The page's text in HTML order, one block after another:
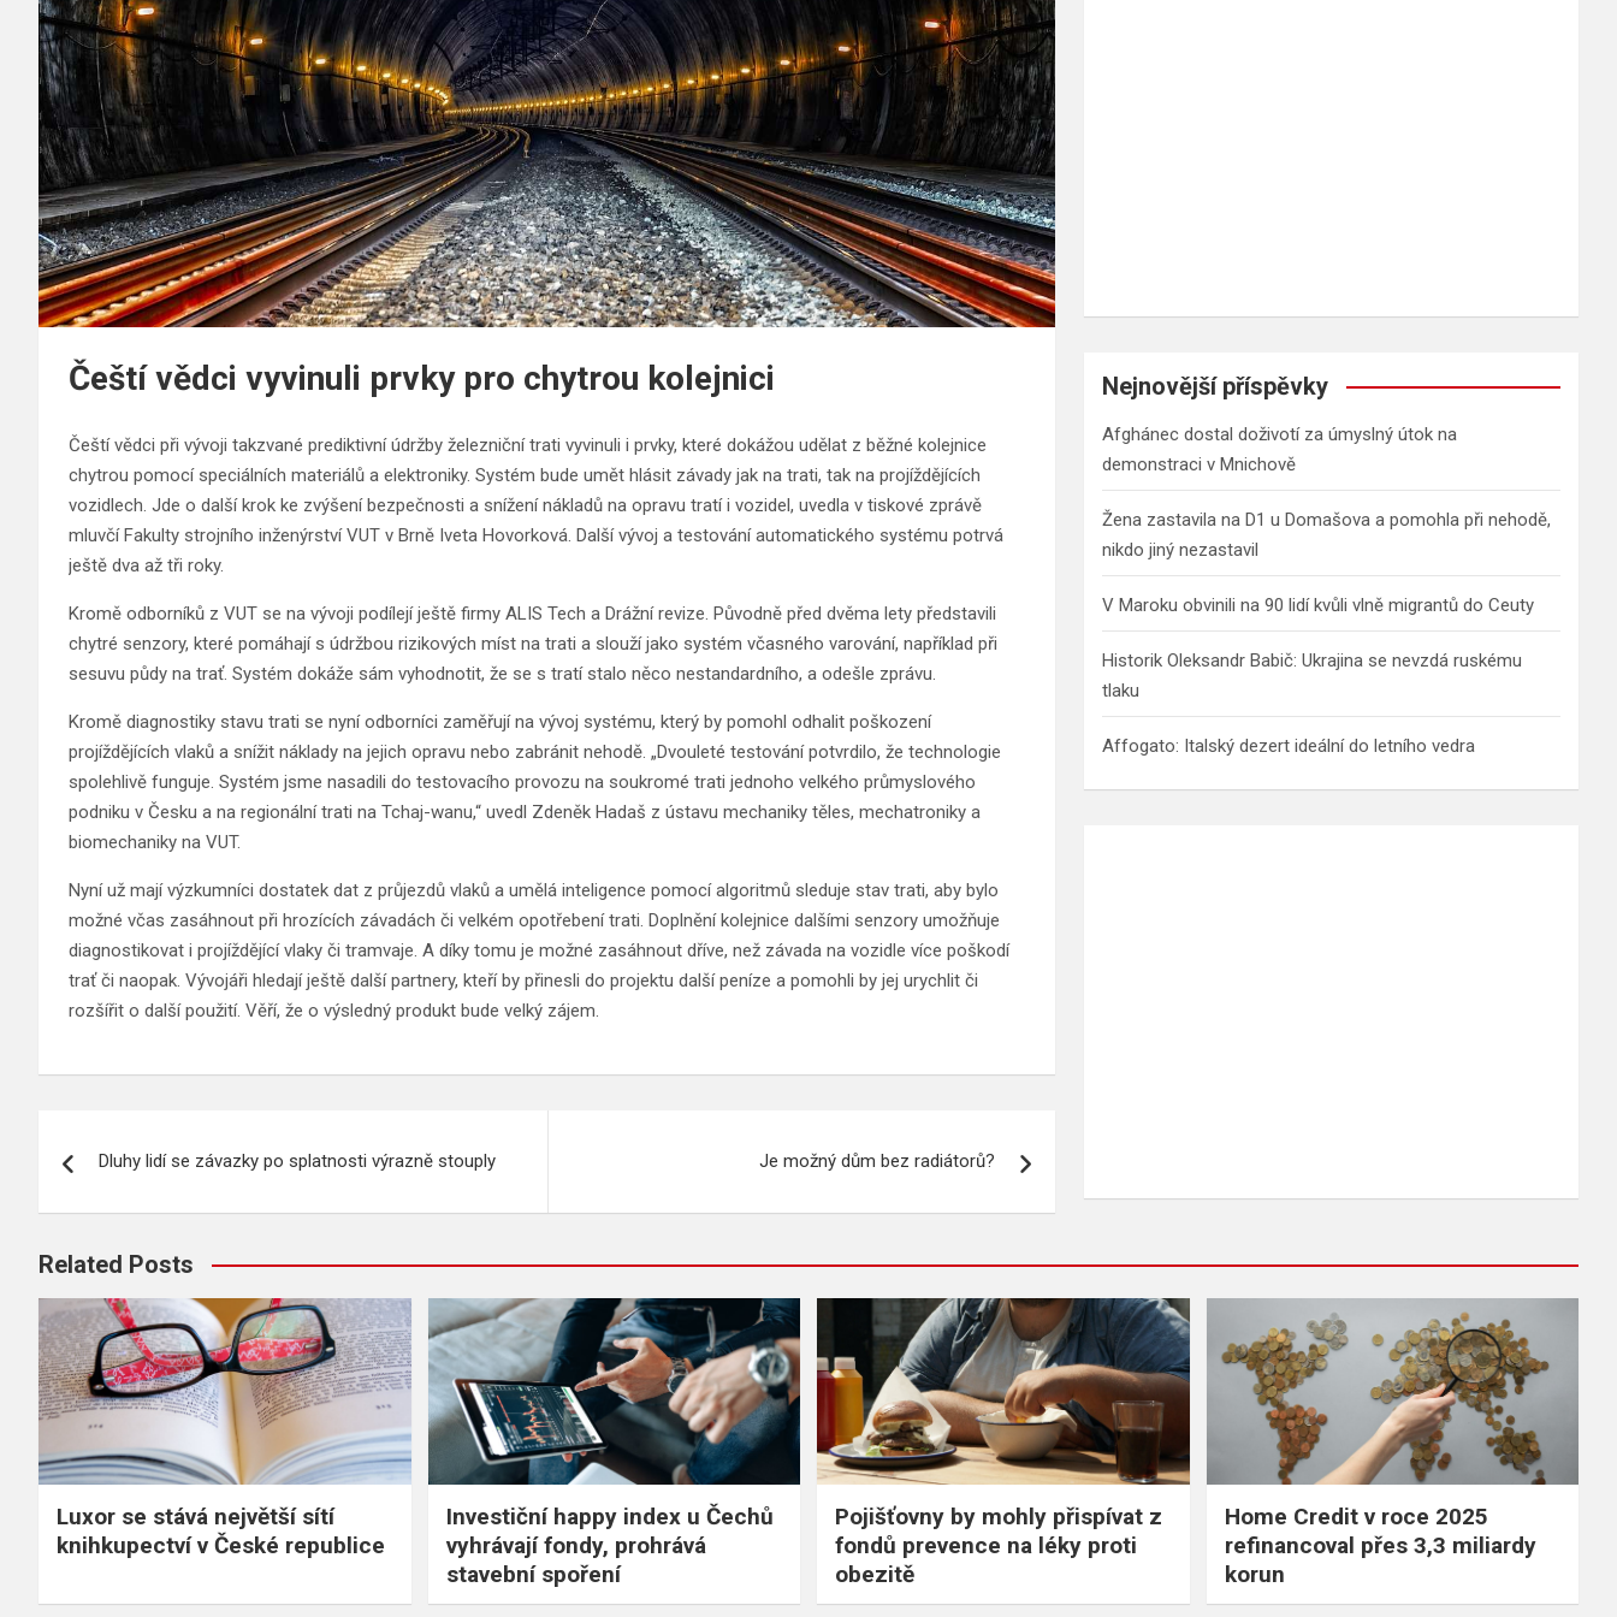
Čeští vědci vyvinuli prvky pro chytrou kolejnici
Čeští vědci při vývoji takzvané prediktivní údržby železniční trati vyvinuli i prvky, které dokážou udělat z běžné kolejnice
chytrou pomocí speciálních materiálů a elektroniky. Systém bude umět hlásit závady jak na trati, tak na projíždějících
vozidlech. Jde o další krok ke zvýšení bezpečnosti a snížení nákladů na opravu tratí i vozidel, uvedla v tiskové zprávě
mluvčí Fakulty strojního inženýrství VUT v Brně Iveta Hovorková. Další vývoj a testování automatického systému potrvá
ještě dva až tři roky.
Kromě odborníků z VUT se na vývoji podílejí ještě firmy ALIS Tech a Drážní revize. Původně před dvěma lety představili
chytré senzory, které pomáhají s údržbou rizikových míst na trati a slouží jako systém včasného varování, například při
sesuvu půdy na trať. Systém dokáže sám vyhodnotit, že se s tratí stalo něco nestandardního, a odešle zprávu.
Kromě diagnostiky stavu trati se nyní odborníci zaměřují na vývoj systému, který by pomohl odhalit poškození
projíždějících vlaků a snížit náklady na jejich opravu nebo zabránit nehodě. „Dvouleté testování potvrdilo, že technologie
spolehlivě funguje. Systém jsme nasadili do testovacího provozu na soukromé trati jednoho velkého průmyslového
podniku v Česku a na regionální trati na Tchaj-wanu,“ uvedl Zdeněk Hadaš z ústavu mechaniky těles, mechatroniky a
biomechaniky na VUT.
Nyní už mají výzkumníci dostatek dat z průjezdů vlaků a umělá inteligence pomocí algoritmů sleduje stav trati, aby bylo
možné včas zasáhnout při hrozících závadách či velkém opotřebení trati. Doplnění kolejnice dalšími senzory umožňuje
diagnostikovat i projíždějící vlaky či tramvaje. A díky tomu je možné zasáhnout dříve, než závada na vozidle více poškodí
trať či naopak. Vývojáři hledají ještě další partnery, kteří by přinesli do projektu další peníze a pomohli by jej urychlit či
rozšířit o další použití. Věří, že o výsledný produkt bude velký zájem.
pro
Dluhy lidí se závazky po splatnosti výrazně stouply Je možný dům bez radiátorů?
Nejnovější příspěvky
Afghánec dostal doživotí za úmyslný útok na
demonstraci v Mnichově
Žena zastavila na D1 u Domašova a pomohla při nehodě,
nikdo jiný nezastavil
V Maroku obvinili na 90 lidí kvůli vlně migrantů do Ceuty
Historik Oleksandr Babič: Ukrajina se nevzdá ruskému
tlaku
Affogato: Italský dezert ideální do letního vedra
Related Posts
Luxor se stává největší sítí
knihkupectví v České republice
Investiční happy index u Čechů
vyhrávají fondy, prohrává
stavební spoření
Pojišťovny by mohly přispívat z
fondů prevence na léky proti
obezitě
Home Credit v roce 2025
refinancoval přes 3,3 miliardy
korun